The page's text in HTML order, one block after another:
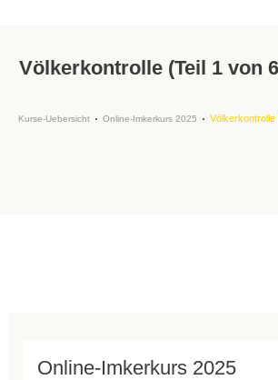
Völkerkontrolle (Teil 1 von
Kurse-Uebersicht Online-Imkerkurs 2025 Völkerkontrolle
Online-Imkerkurs 2025